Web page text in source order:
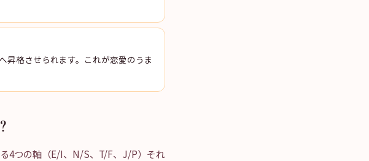
昇格させられます。これが恋愛のうま
4つの軸（E/I、N/S、T/F、J/P）それ